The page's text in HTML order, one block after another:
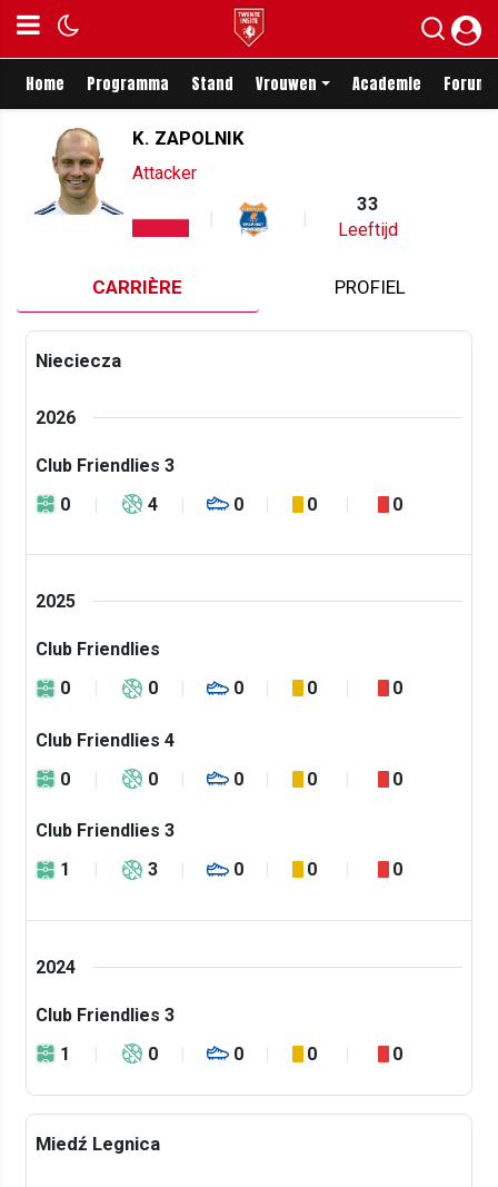
Home Programma Stand Vrouwen Academie Forum
K. ZAPOLNIK
Attacker
33
Leeftijd
CARRIÈRE PROFIEL
Nieciecza
2026
Club Friendlies 3
0
4 0 0 0
2025
Club Friendlies
0
0 0 0 0
Club Friendlies 4
0
0 0 0 0
Club Friendlies 3
1
3 0 0 0
2024
Club Friendlies 3
1
0 0 0 0
Miedź Legnica